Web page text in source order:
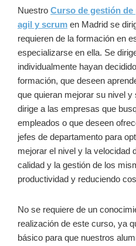
Nuestro Curso de gestión
agil y scrum en Madrid se
requieren de la formación en
especializarse en ella. Se
individualmente hayan
formación, que deseen
que quieran mejorar su nivel
dirige a las empresas que
empleados o que deseen
jefes de departamento para
mejorar el nivel y la velocidad
calidad y la gestión de los
productividad y reduciendo
No se requiere de un
realización de este curso, ya
básico para que nuestros